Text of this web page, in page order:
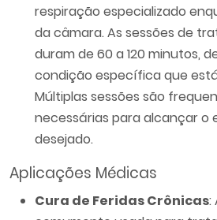
respiração especializado
da câmara. As sessões de
duram de 60 a 120 minutos,
condição específica que
Múltiplas sessões são
necessárias para alcançar
desejado.
Aplicações Médicas
Cura de Feridas Crônicas: